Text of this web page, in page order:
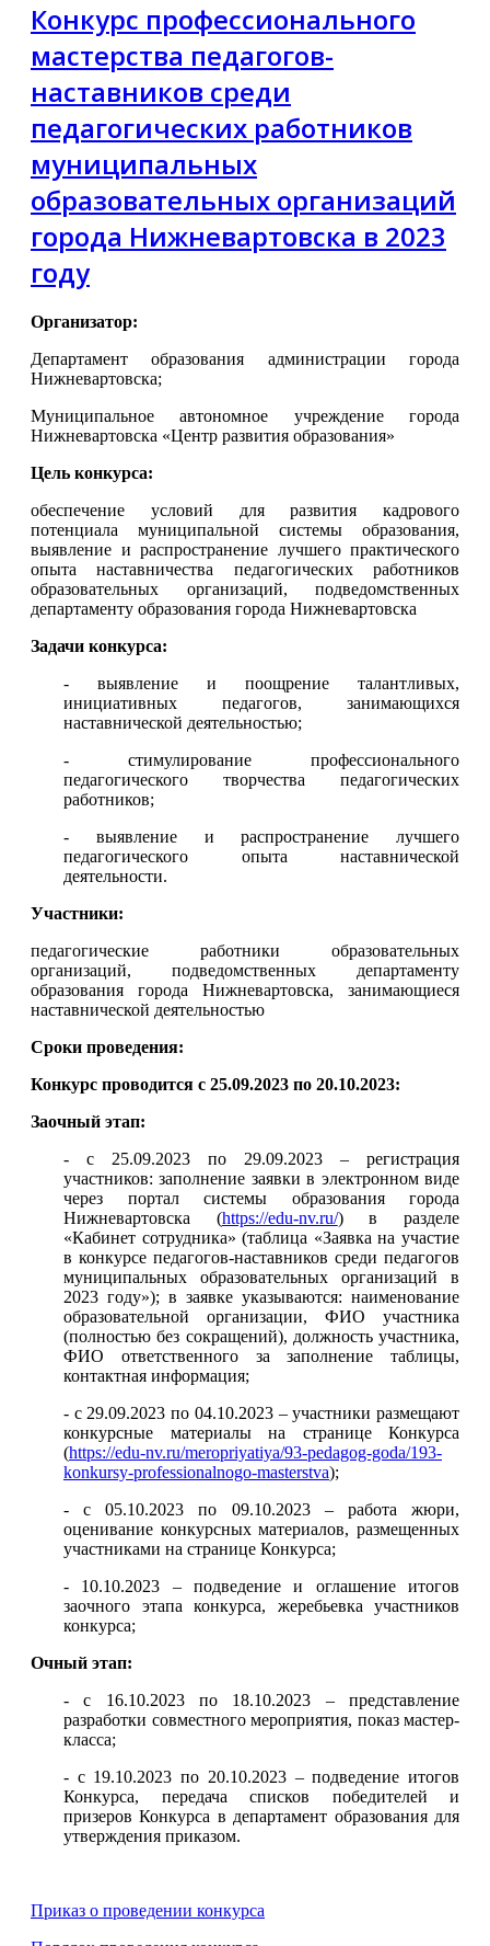
Конкурс профессионального
мастерства педагогов-
наставников среди
педагогических работников
муниципальных
образовательных организаций
города Нижневартовска в 2023
году
Организатор:
Департамент образования администрации города
Нижневартовска;
Муниципальное автономное учреждение города
Нижневартовска «Центр развития образования»
Цель конкурса:
обеспечение условий для развития кадрового
потенциала муниципальной системы образования,
выявление и распространение лучшего практического
опыта наставничества педагогических работников
образовательных организаций, подведомственных
департаменту образования города Нижневартовска
Задачи конкурса:
- выявление и поощрение талантливых,
инициативных педагогов, занимающихся
наставнической деятельностью;
- стимулирование профессионального
педагогического творчества педагогических
работников;
- выявление и распространение лучшего
педагогического опыта наставнической
деятельности.
Участники:
педагогические работники образовательных
организаций, подведомственных департаменту
образования города Нижневартовска, занимающиеся
наставнической деятельностью
Сроки проведения:
Конкурс проводится с 25.09.2023 по 20.10.2023:
Заочный этап:
- с 25.09.2023 по 29.09.2023 – регистрация
участников: заполнение заявки в электронном виде
через портал системы образования города
Нижневартовска (https://edu-nv.ru/) в разделе
«Кабинет сотрудника» (таблица «Заявка на участие
в конкурсе педагогов-наставников среди педагогов
муниципальных образовательных организаций в
2023 году»); в заявке указываются: наименование
образовательной организации, ФИО участника
(полностью без сокращений), должность участника,
ФИО ответственного за заполнение таблицы,
контактная информация;
- с 29.09.2023 по 04.10.2023 – участники размещают
конкурсные материалы на странице Конкурса
(https://edu-nv.ru/meropriyatiya/93-pedagog-goda/193-
konkursy-professionalnogo-masterstva);
- с 05.10.2023 по 09.10.2023 – работа жюри,
оценивание конкурсных материалов, размещенных
участниками на странице Конкурса;
- 10.10.2023 – подведение и оглашение итогов
заочного этапа конкурса, жеребьевка участников
конкурса;
Очный этап:
- с 16.10.2023 по 18.10.2023 – представление
разработки совместного мероприятия, показ мастер-
класса;
- с 19.10.2023 по 20.10.2023 – подведение итогов
Конкурса, передача списков победителей и
призеров Конкурса в департамент образования для
утверждения приказом.
Приказ о проведении конкурса